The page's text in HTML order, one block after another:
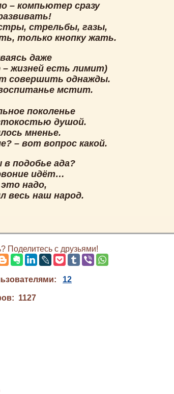
– компьютер сразу
стрельбы, газы,
только кнопку жать.
даже
– жизней есть лимит)
совершить однажды.
мстит.
поколенье
душой.
мненье.
– вот вопрос какой.
подобье ада?
идёт…
надо,
весь наш народ.
Поделитесь с друзьями!
12
1127